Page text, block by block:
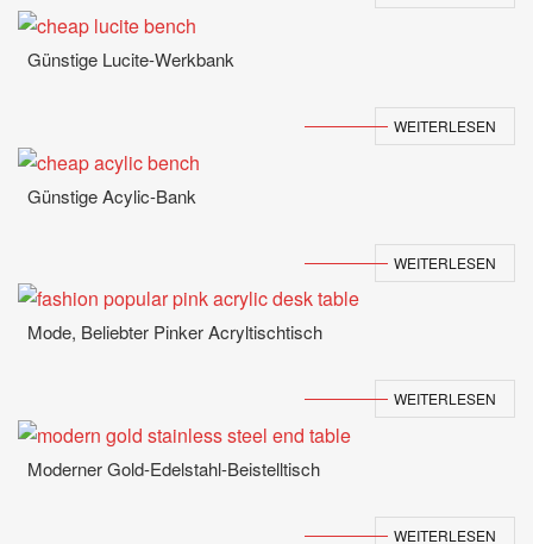
Günstige Lucite-Werkbank
WEITERLESEN
Günstige Acylic-Bank
WEITERLESEN
Mode, Beliebter Pinker Acryltischtisch
WEITERLESEN
Moderner Gold-Edelstahl-Beistelltisch
WEITERLESEN